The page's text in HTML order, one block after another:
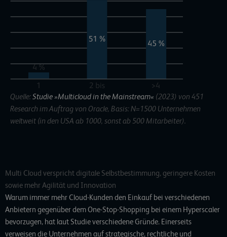
Quelle:Studie »Multicloud in the Mainstream« (2023) von 451
Research im Auftrag von Oracle, Basis: N=1500 Unternehmen
weltweit (in den USA ab 1000, sonst ab 500 Mitarbeiter).
Multi Cloud verspricht digitale Selbstbestimmung, geringere Kosten
sowie mehr Agilität und Innovation
Warum immer mehr Cloud-Kunden den Einkauf bei verschiedenen
Anbietern gegenüber dem One-Stop-Shopping bei einem Hyperscaler
bevorzugen, hat laut Studie verschiedene Gründe. Einerseits
verweisen die Unternehmen auf strategische, rechtliche und